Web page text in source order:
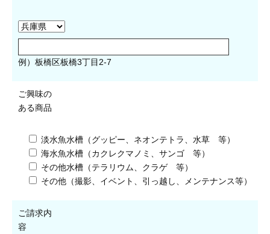
例）板橋区板橋3丁目2-7
ご興味の
ある商品
淡水魚水槽（グッピー、ネオンテトラ、水草 等）
海水魚水槽（カクレクマノミ、サンゴ 等）
その他水槽（テラリウム、クラゲ 等）
その他（撮影、イベント、引っ越し、メンテナンス等）
ご請求内
容